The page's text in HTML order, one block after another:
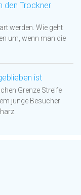
den Trockner
werden. Wie geht
um, wenn man die
ist
Grenze Streife
junge Besucher